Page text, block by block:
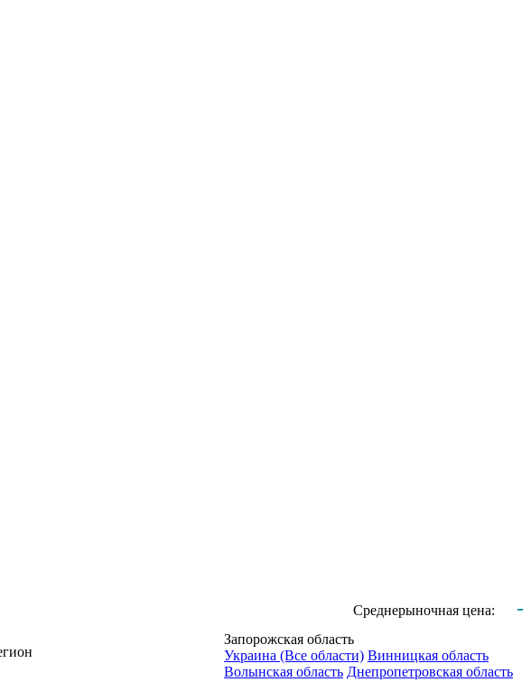
Среднерыночная цена: -
Запорожская область
Украина (Все области) Винницкая область
Волынская область Днепропетровская область